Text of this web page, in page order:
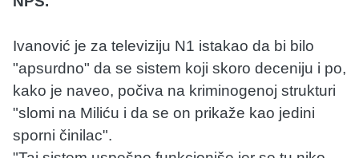
Ivanović je za televiziju N1 istakao da bi bilo
"apsurdno" da se sistem koji skoro deceniju i po,
kako je naveo, počiva na kriminogenoj strukturi
"slomi na Miliću i da se on prikaže kao jedini
sporni činilac".